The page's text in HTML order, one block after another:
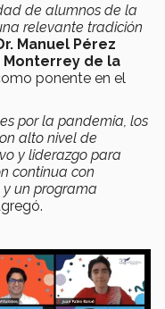
de alumnos de la
relevante tradición
Manuel Pérez
Monterrey de la
ponente en el
por la pandemia, los
alto nivel de
y liderazgo para
continua con
un programa